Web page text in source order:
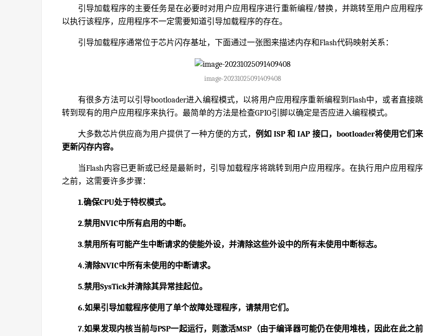
引导加载程序的主要任务是在必要时对用户应用程序进行重新编程/替换，并跳转至用户应用程序
以执行该程序，应用程序不一定需要知道引导加载程序的存在。
引导加载程序通常位于芯片闪存基址，下面通过一张图来描述内存和Flash代码映射关系：
image-20231025091409408
有很多方法可以引导bootloader进入编程模式，以将用户应用程序重新编程到Flash中，或者直接跳
转到现有的用户应用程序来执行。最简单的方法是检查GPIO引脚以确定是否应进入编程模式。
大多数芯片供应商为用户提供了一种方便的方式，例如 ISP 和 IAP 接口，bootloader将使用它们来
更新闪存内容。
当Flash内容已更新或已经是最新时，引导加载程序将跳转到用户应用程序。在执行用户应用程序
之前，这需要许多步骤：
1.确保CPU处于特权模式。
2.禁用NVIC中所有启用的中断。
3.禁用所有可能产生中断请求的使能外设，并清除这些外设中的所有未使用中断标志。
4.清除NVIC中所有未使用的中断请求。
5.禁用SysTick并清除其异常挂起位。
6.如果引导加载程序使用了单个故障处理程序，请禁用它们。
7.如果发现内核当前与PSP一起运行，则激活MSP（由于编译器可能仍在使用堆栈，因此在此之前